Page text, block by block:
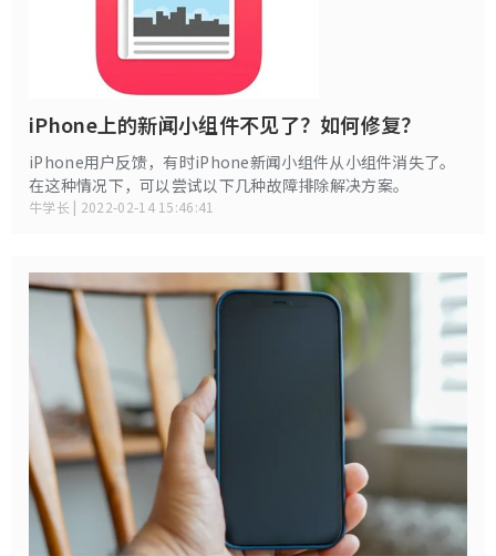
iPhone上的新闻小组件不见了？如何修复？
iPhone用户反馈，有时iPhone新闻小组件从小组件消失了。
在这种情况下，可以尝试以下几种故障排除解决方案。
牛学长 | 2022-02-14 15:46:41